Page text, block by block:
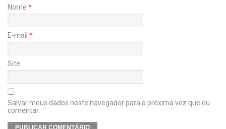
Nome *
E-mail *
Site
Salvar meus dados neste navegador para a próxima vez que eu
comentar.